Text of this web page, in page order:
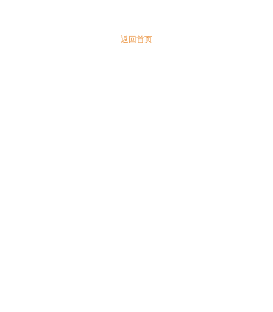
返回首页